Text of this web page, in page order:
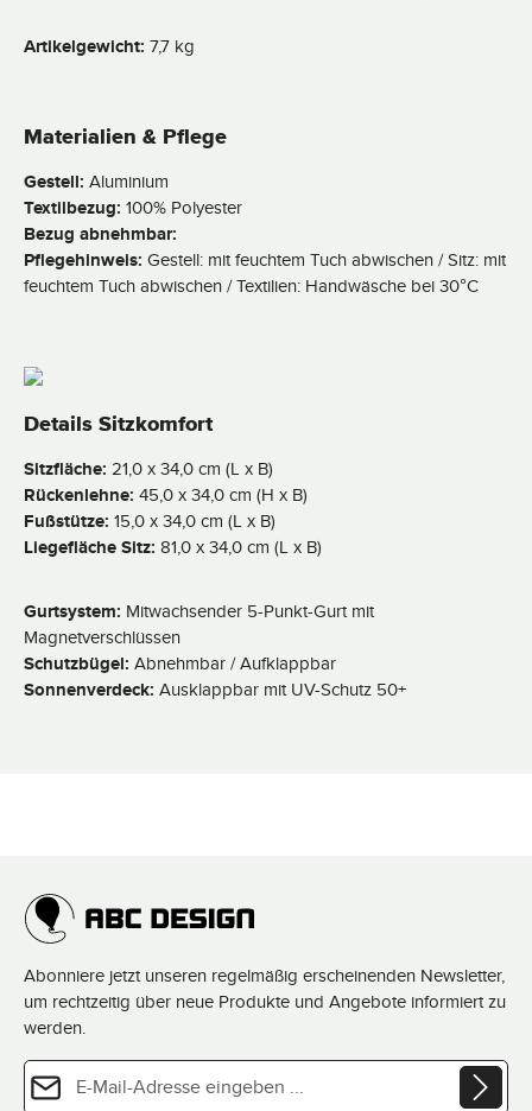
Artikelgewicht: 7,7 kg
Materialien & Pflege
Gestell: Aluminium
Textilbezug: 100% Polyester
Bezug abnehmbar:
Pflegehinweis: Gestell: mit feuchtem Tuch abwischen / Sitz: mit
feuchtem Tuch abwischen / Textilien: Handwäsche bei 30°C
Details Sitzkomfort
Sitzfläche: 21,0 x 34,0 cm (L x B)
Rückenlehne: 45,0 x 34,0 cm (H x B)
Fußstütze: 15,0 x 34,0 cm (L x B)
Liegefläche Sitz: 81,0 x 34,0 cm (L x B)
Gurtsystem: Mitwachsender 5-Punkt-Gurt mit
Magnetverschlüssen
Schutzbügel: Abnehmbar / Aufklappbar
Sonnenverdeck: Ausklappbar mit UV-Schutz 50+
Abonniere jetzt unseren regelmäßig erscheinenden Newsletter,
um rechtzeitig über neue Produkte und Angebote informiert zu
werden.
E-Mail-Adresse*